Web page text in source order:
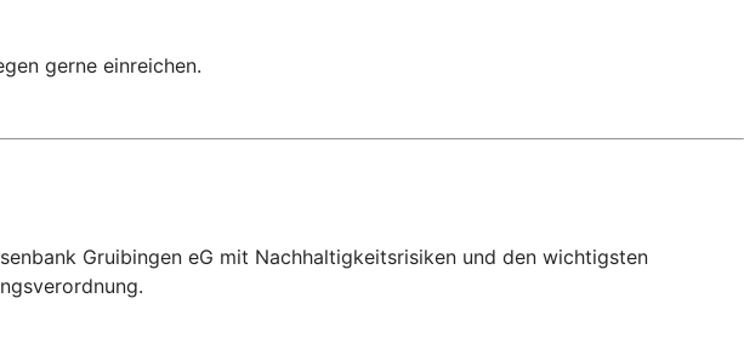
gerne einreichen.
Gruibingen eG mit Nachhaltigkeitsrisiken und den wichtigsten